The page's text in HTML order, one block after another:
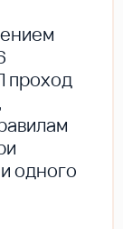
проход
одного